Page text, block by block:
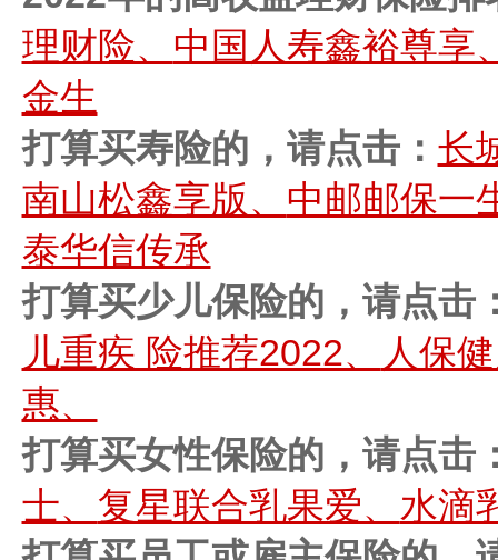
理财险、 中国人寿鑫裕尊享
金生
打算买寿险的，请点击： 长
南山松鑫享版、 中邮邮保一
泰华信传承
打算买少儿保险的，请点击
儿重疾 险推荐2022、
人保
惠、
打算买女性保险的，请点击
士、 复星联合乳果爱、 水滴